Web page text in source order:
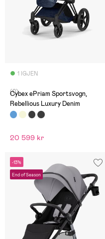
1 IGJEN
(0)
Cybex ePriam Sportsvogn,
Rebellious Luxury Denim
20 599 kr
-13%
End of Season